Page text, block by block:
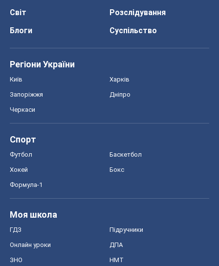
Світ
Розслідування
Блоги
Суспільство
Регіони України
Київ Харків
Запоріжжя Дніпро
Черкаси
Спорт
Футбол Баскетбол
Хокей Бокс
Формула-1
Моя школа
ГДЗ Підручники
Онлайн уроки ДПА
ЗНО НМТ